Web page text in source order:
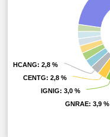
GNRAE: 3,9 %
GNRAE: 3,9 %
IGNIG: 3,0 %
IGNIG: 3,0 %
CENTG: 2,8 %
CENTG: 2,8 %
HCANG: 2,8 %
HCANG: 2,8 %